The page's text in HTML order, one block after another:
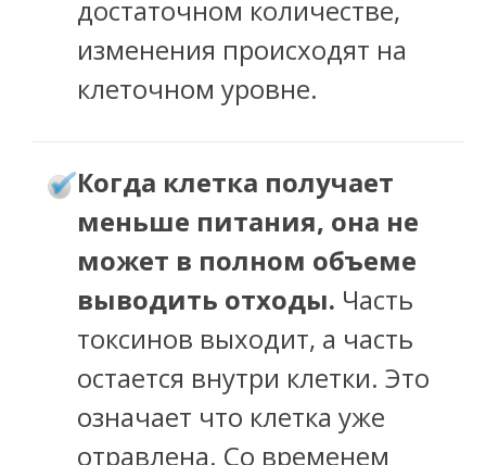
достаточном количестве,
изменения происходят на
клеточном уровне.
Когда клетка получает
меньше питания, она не
может в полном объеме
выводить отходы. Часть
токсинов выходит, а часть
остается внутри клетки. Это
означает что клетка уже
отравлена. Со временем